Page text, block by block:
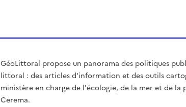
GéoLittoral propose un panorama des politiques
littoral : des articles d'information et des outils
ministère en charge de l'écologie, de la mer et de la
Cerema.